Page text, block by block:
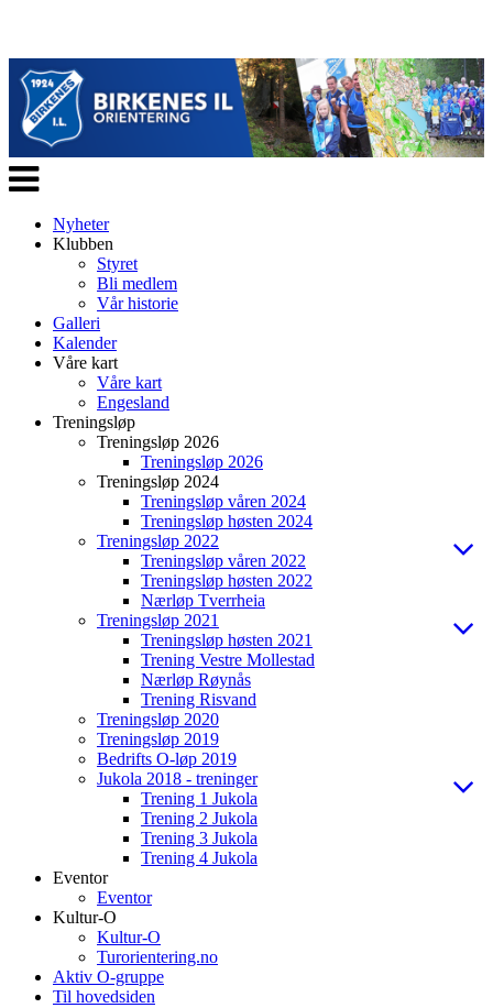
Veksle
navigasjon
Nyheter
Klubben
Styret
Bli medlem
Vår historie
Galleri
Kalender
Våre kart
Våre kart
Engesland
Treningsløp
Treningsløp 2026
Treningsløp 2026
Treningsløp 2024
Treningsløp våren 2024
Treningsløp høsten 2024
Treningsløp 2022
Treningsløp våren 2022
Treningsløp høsten 2022
Nærløp Tverrheia
Treningsløp 2021
Treningsløp høsten 2021
Trening Vestre Mollestad
Nærløp Røynås
Trening Risvand
Treningsløp 2020
Treningsløp 2019
Bedrifts O-løp 2019
Jukola 2018 - treninger
Trening 1 Jukola
Trening 2 Jukola
Trening 3 Jukola
Trening 4 Jukola
Eventor
Eventor
Kultur-O
Kultur-O
Turorientering.no
Aktiv O-gruppe
Til hovedsiden